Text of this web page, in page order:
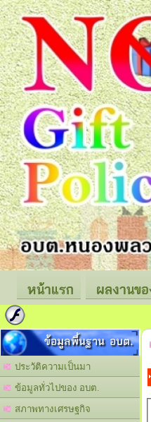
หน้าแรก ผลงานขอ
ข้อมูลพื้นฐาน อบต.
ประวัติความเป็นมา
ข้อมูลทั่วไปของ อบต.
สภาพทางเศรษฐกิจ